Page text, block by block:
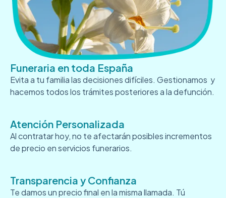
Funeraria en toda España
Evita a tu familia las decisiones difíciles. Gestionamos y
hacemos todos los trámites posteriores a la defunción.
Atención Personalizada
Al contratar hoy, no te afectarán posibles incrementos
de precio en servicios funerarios.
Transparencia y Confianza
Te damos un precio final en la misma llamada. Tú